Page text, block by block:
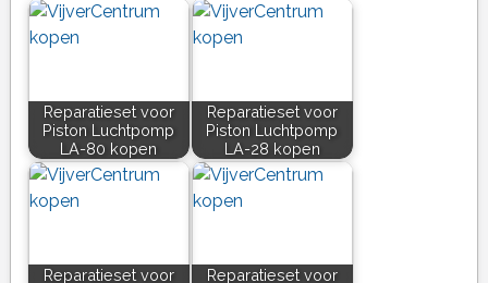
Reparatieset voor
Piston Luchtpomp
LA-80 kopen
Reparatieset voor
Piston Luchtpomp
LA-28 kopen
Reparatieset voor
Reparatieset voor